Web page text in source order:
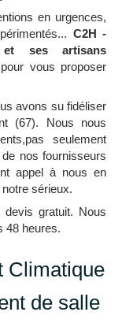
en urgences,
C2H -
et ses artisans
vous proposer
avons su fidéliser
(67). Nous nous
seulement
nos fournisseurs
appel à nous en
sérieux.
gratuit. Nous
48 heures.
Climatique
de salle